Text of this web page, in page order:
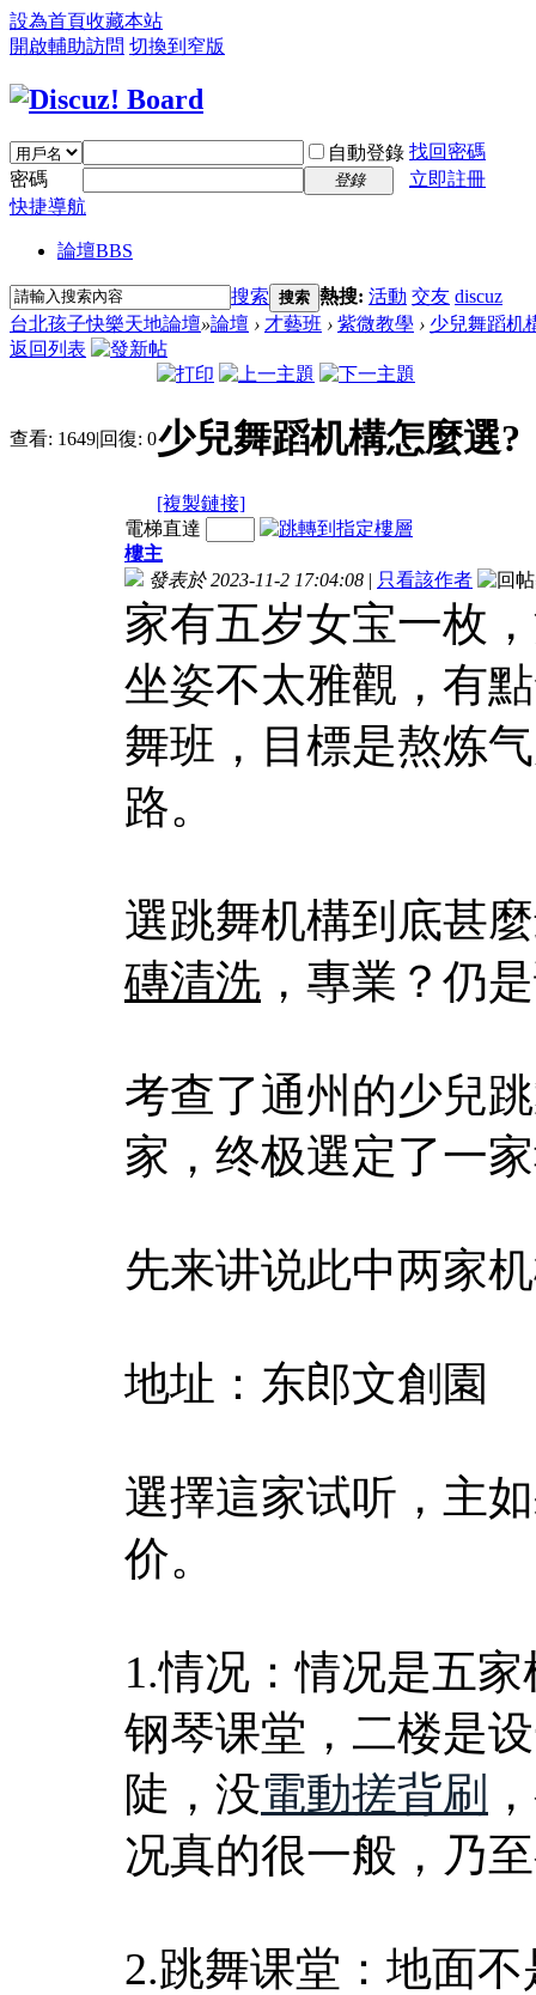
設為首頁收藏本站
開啟輔助訪問 切換到窄版
自動登錄 找回密碼
密碼
登錄
立即註冊
快捷導航
論壇BBS
搜索 搜索 熱搜: 活動 交友 discuz
台北孩子快樂天地論壇»論壇 › 才藝班 › 紫微教學 › 少兒舞蹈机
返回列表
查看: 1649|回復: 0少兒舞蹈机構怎麼選?
[複製鏈接]
電梯直達
樓主
發表於 2023-11-2 17:04:08 | 只看該作者
家有五岁女宝一枚
坐姿不太雅觀，有
舞班，目標是熬炼
路。
選跳舞机構到底甚
磚清洗 ，專業？仍
考查了通州的少兒
家，终极選定了一
先来讲说此中两家
地址：东郎文創園
選擇這家试听，主
价。
1.情况：情况是五
钢琴课堂，二楼是
陡，没電動搓背刷
况真的很一般，乃
2.跳舞课堂：地面